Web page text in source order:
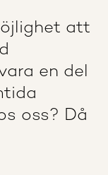
att
en del
oss? Då